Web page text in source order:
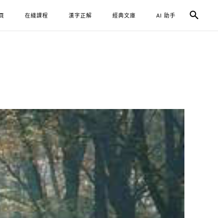
在綫課程 漢字正解 經典文庫 AI 助手